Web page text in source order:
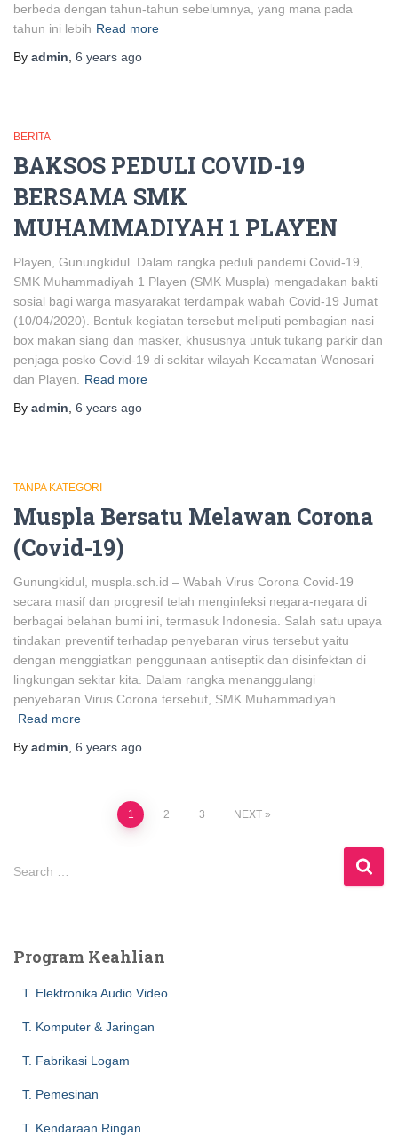
berbeda dengan tahun-tahun sebelumnya, yang mana pada
tahun ini lebih Read more
By admin 6 years ago
BERITA
BAKSOS PEDULI COVID-19
BERSAMA SMK
MUHAMMADIYAH 1 PLAYEN
Playen, Gunungkidul. Dalam rangka peduli pandemi Covid-19,
SMK Muhammadiyah 1 Playen (SMK Muspla) mengadakan bakti
sosial bagi warga masyarakat terdampak wabah Covid-19 Jumat
(10/04/2020). Bentuk kegiatan tersebut meliputi pembagian nasi
box makan siang dan masker, khususnya untuk tukang parkir dan
penjaga posko Covid-19 di sekitar wilayah Kecamatan Wonosari
dan Playen.
Read more
By admin 6 years ago
TANPA KATEGORI
Muspla Bersatu Melawan Corona
(Covid-19)
Gunungkidul, muspla.sch.id – Wabah Virus Corona Covid-19
secara masif dan progresif telah menginfeksi negara-negara di
berbagai belahan bumi ini, termasuk Indonesia. Salah satu upaya
tindakan preventif terhadap penyebaran virus tersebut yaitu
dengan menggiatkan penggunaan antiseptik dan disinfektan di
lingkungan sekitar kita. Dalam rangka menanggulangi
penyebaran Virus Corona tersebut, SMK Muhammadiyah
Read more
By admin 6 years ago
navigation
1 2 3 NEXT
S
e
h
Search …
Program Keahlian
T. Elektronika Audio Video
T. Komputer & Jaringan
T. Fabrikasi Logam
T. Pemesinan
T. Kendaraan Ringan